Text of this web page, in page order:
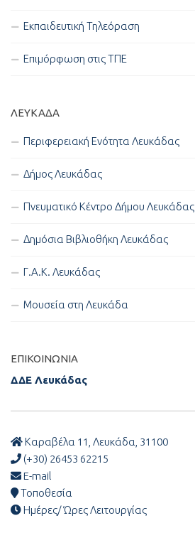
Εκπαιδευτική Τηλεόραση
Επιμόρφωση στις ΤΠΕ
ΛΕΥΚΑΔΑ
Περιφερειακή Ενότητα Λευκάδας
Δήμος Λευκάδας
Πνευματικό Κέντρο Δήμου Λευκάδας
Δημόσια Βιβλιοθήκη Λευκάδας
Γ.Α.Κ. Λευκάδας
Μουσεία στη Λευκάδα
ΕΠΙΚΟΙΝΩΝΊΑ
ΔΔΕ Λευκάδας
Καραβέλα 11, Λευκάδα, 31100
(+30) 26453 62215
E-mail
Τοποθεσία
Ημέρες/ Ώρες Λειτουργίας